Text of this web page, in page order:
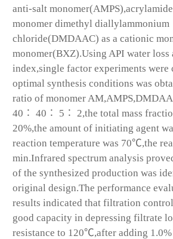
anti-salt
monomer dimethyl diallylammonium
chloride(DMDAAC) as a cationic
monomer(BXZ).Using API water loss
index,single factor experiments were
optimal synthesis conditions was
ratio of monomer
40∶ 40∶ 5∶ 2,the total mass
20%,the amount of initiating agent
reaction temperature was 70℃,the
min.Infrared spectrum analysis
of the synthesized production was
original design.The performance
results indicated that filtration
good capacity in depressing filtrate
resistance to 120℃,after adding 1.0%